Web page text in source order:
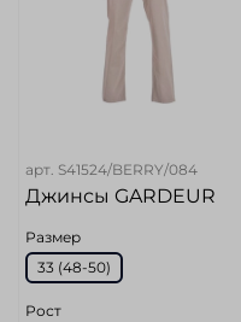
арт. S41524/BERRY/084
Джинсы GARDEUR
Размер
33 (48-50)
Рост